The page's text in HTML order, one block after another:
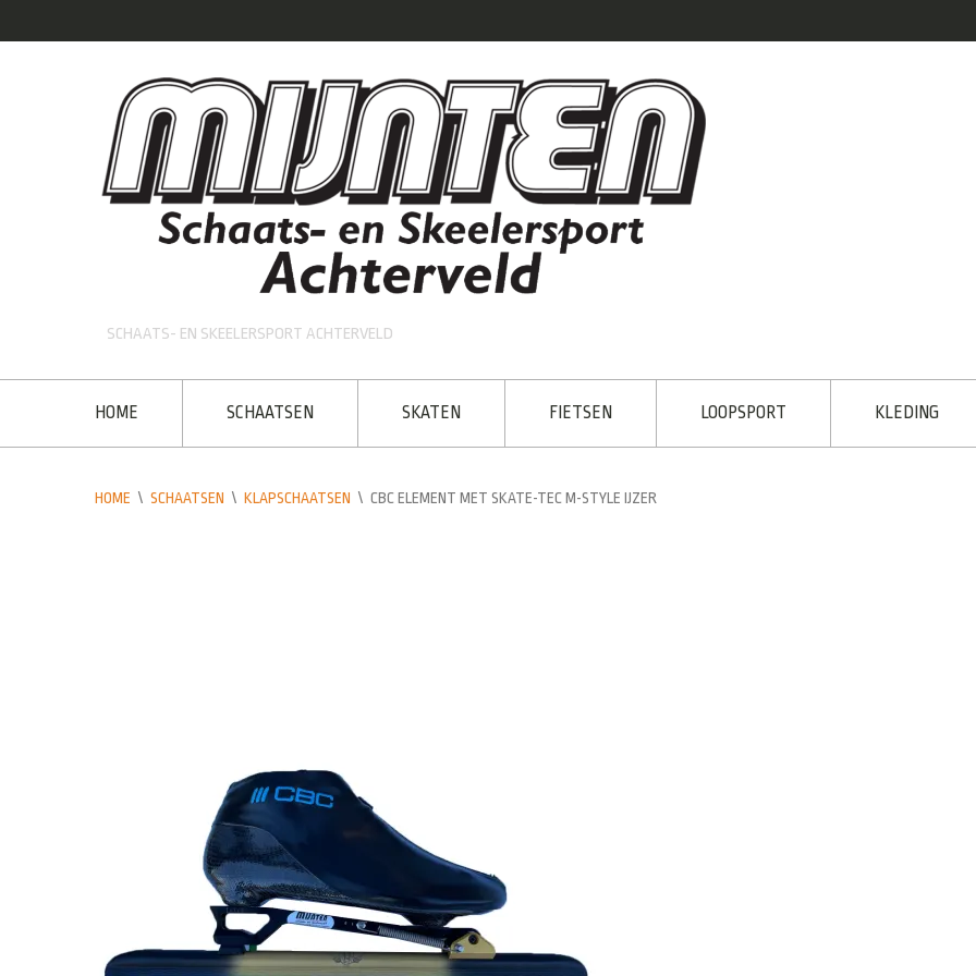
SCHAATS- EN SKEELERSPORT ACHTERVELD
HOME SCHAATSEN SKATEN FIETSEN LOOPSPORT KLEDING
HOME \ SCHAATSEN \ KLAPSCHAATSEN \ CBC ELEMENT MET SKATE-TEC M-STYLE IJZER